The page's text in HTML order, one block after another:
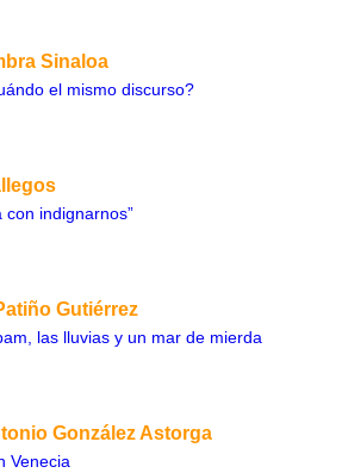
Sinaloa
el mismo discurso?
con indignarnos”
Gutiérrez
las lluvias y un mar de mierda
González Astorga
Venecia